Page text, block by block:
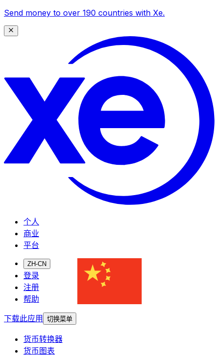
Send money to over 190 countries with Xe.
个人
商业
平台
ZH-CN
登录
注册
帮助
下载此应用
切换菜单
货币转换器
货币图表